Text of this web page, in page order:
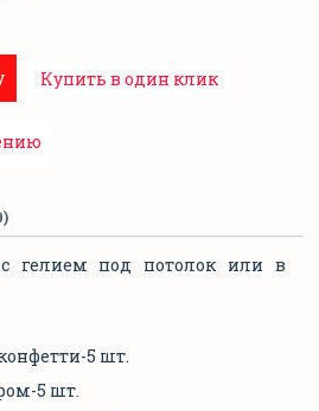
Купить в один клик
гелием под потолок или в
5 шт.
5 шт.